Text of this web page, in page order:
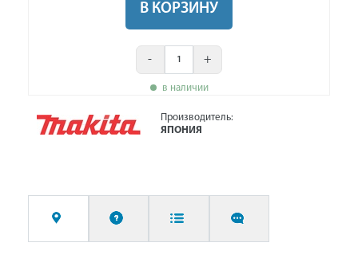
В КОРЗИНУ
- +
в наличии
Производитель:
ЯПОНИЯ